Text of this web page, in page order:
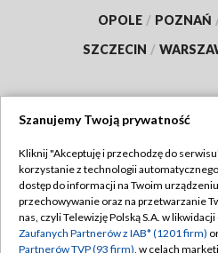
OPOLE / POZNAŃ
SZCZECIN /
TVP
Abonament TVP
Emisja w TVP
Polityka
Szanujemy Twoją prywatność
Kliknij "Akceptuję i przechodzę do
korzystanie z technologii
dostęp do informacji na Twoim
przechowywanie oraz na przetwarzanie
nas, czyli Telewizję Polską S.A. w
Zaufanych Partnerów z IAB* (1201 firm)
Partnerów TVP (93 firm), w celach